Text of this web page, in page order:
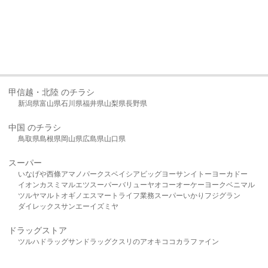
甲信越・北陸 のチラシ
新潟県富山県石川県福井県山梨県長野県
中国 のチラシ
鳥取県島根県岡山県広島県山口県
スーパー
いなげや西條アマノパークスベイシア ビッグヨーサンイトーヨーカドー
イオンカスミ マルエツスーパーバリューヤオコーオーケー ヨークベニマル
ツルヤマルト オギノ エスマート ライフ業務スーパーいかり フジグラン
ダイレックスサンエーイズミヤ
ドラッグストア
ツルハドラッグサンドラッグクスリのアオキ ココカラファイン